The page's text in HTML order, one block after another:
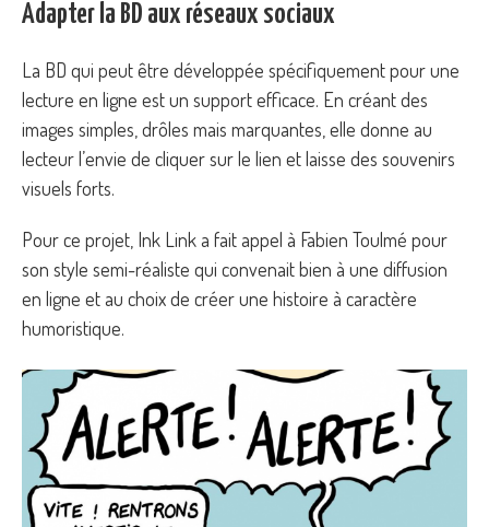
Adapter la BD aux réseaux sociaux
La BD qui peut être développée spécifiquement pour une
lecture en ligne est un support efficace. En créant des
images simples, drôles mais marquantes, elle donne au
lecteur l’envie de cliquer sur le lien et laisse des souvenirs
visuels forts.
Pour ce projet, Ink Link a fait appel à Fabien Toulmé pour
son style semi-réaliste qui convenait bien à une diffusion
en ligne et au choix de créer une histoire à caractère
humoristique.